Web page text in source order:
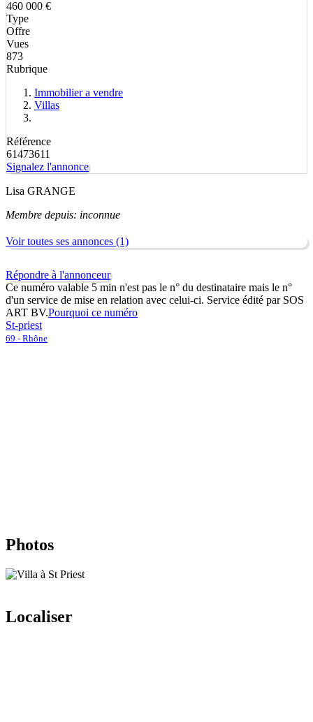
460 000 €
Type
Offre
Vues
873
Rubrique
Immobilier a vendre
Villas
Référence
61473611
Signalez l'annonce
Lisa GRANGE
Membre depuis: inconnue
Voir toutes ses annonces (1)
Répondre à l'annonceur
Ce numéro valable 5 min n'est pas le n° du destinataire mais le n°
d'un service de mise en relation avec celui-ci. Service édité par SOS
ART BV.Pourquoi ce numéro
St-priest
69 - Rhône
Photos
Localiser